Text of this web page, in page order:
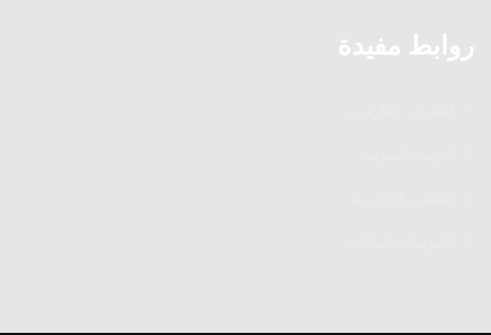
روابط مفيدة